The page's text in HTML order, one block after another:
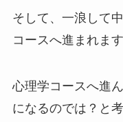
そして、一浪して
コースへ進まれます
心理学コースへ進
になるのでは？と